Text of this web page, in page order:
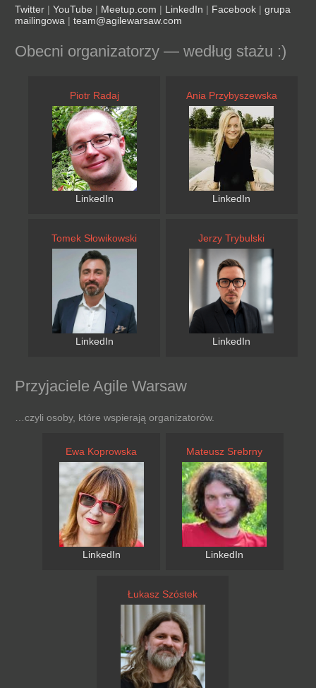
Twitter | YouTube | Meetup.com | LinkedIn | Facebook | grupa
mailingowa | team@agilewarsaw.com
Obecni organizatorzy — według stażu :)
Piotr Radaj
LinkedIn
Ania Przybyszewska
LinkedIn
Tomek Słowikowski
LinkedIn
Jerzy Trybulski
LinkedIn
Przyjaciele Agile Warsaw
…czyli osoby, które wspierają organizatorów.
Ewa Koprowska
LinkedIn
Mateusz Srebrny
LinkedIn
Łukasz Szóstek